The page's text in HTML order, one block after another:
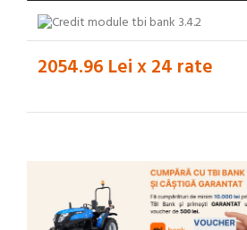
2054.96 Lei x 24 rate